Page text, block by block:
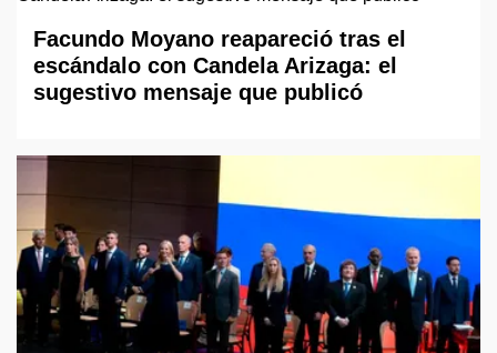
Facundo Moyano reapareció tras el
escándalo con Candela Arizaga: el
sugestivo mensaje que publicó